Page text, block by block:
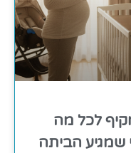
לכל מה
שמגיע הביתה